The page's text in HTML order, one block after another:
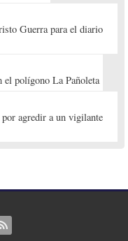
Guerra para el diario
el polígono La Pañoleta
agredir a un vigilante